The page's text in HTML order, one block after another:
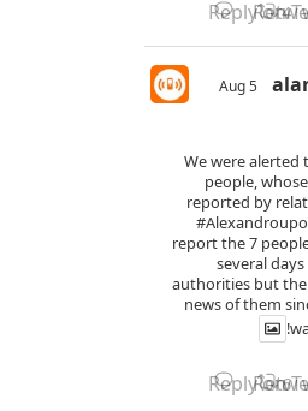
Reply on4
5 Aug
We were alerted
people,
reported by
report the 7
several
authorities but
news of them
!
Reply on6